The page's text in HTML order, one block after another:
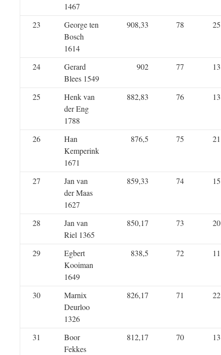
1467
23
George ten
Bosch
1614
908,33 78 25
24
Gerard
Blees 1549
902 77 13
25
Henk van
der Eng
1788
882,83 76 13
26
Han
Kemperink
1671
876,5 75 21
27
Jan van
der Maas
1627
859,33 74 15
28
Jan van
Riel 1365
850,17 73 20
29
Egbert
Kooiman
1649
838,5 72 11
30
Marnix
Deurloo
1326
826,17 71 22
31
Boor
Fekkes
812,17 70 13